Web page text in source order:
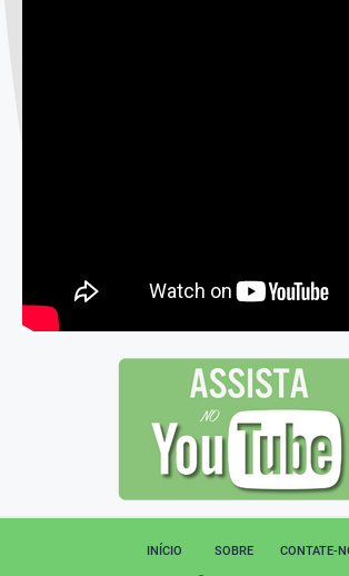
INÍCIO SOBRE CONTATE-